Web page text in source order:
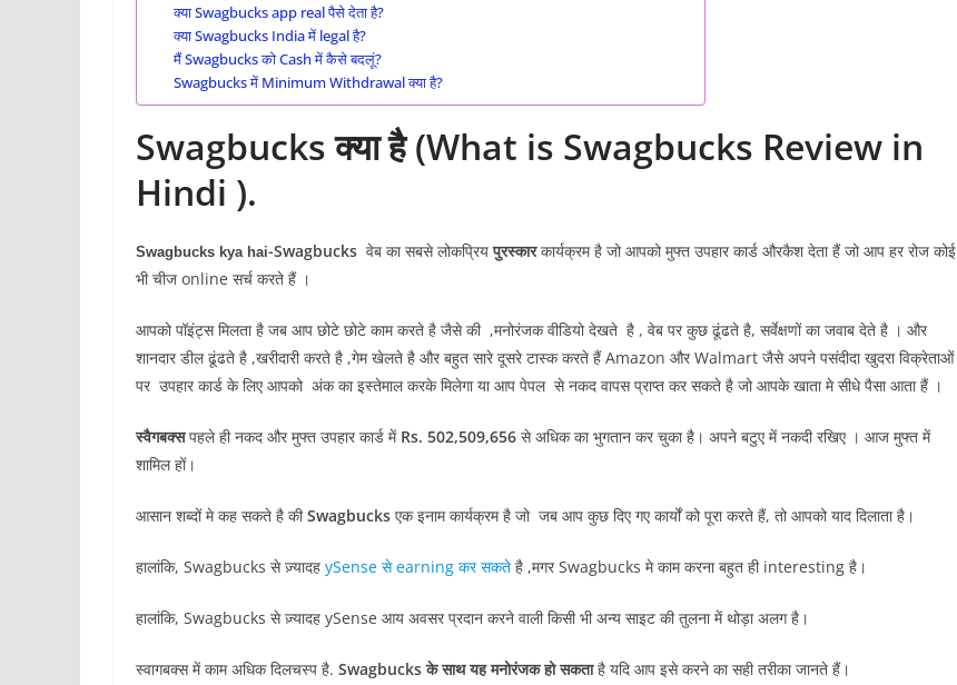
क्या Swagbucks app real पैसे देता है?
क्या Swagbucks India में legal है?
मैं Swagbucks को Cash में कैसे बदलूं?
Swagbucks में Minimum Withdrawal क्या है?
Swagbucks क्या है (What is Swagbucks Review in
Hindi ).
Swagbucks kya hai-Swagbucks वेब का सबसे लोकप्रियपुरस्कारकार्यक्रम है जो आपको मुफ्त उपहार कार्ड औरकैश देता हैं जो आप हर रोज कोई
भी चीज online सर्च करते हैं ।
आपको पॉइंट्स मिलता है जब आप छोटे छोटे काम करते है जैसे की ,मनोरंजक वीडियो देखते है , वेब पर कुछ ढूंढते है, सर्वेक्षणों का जवाब देते है । और
शानदार डील ढूंढते है ,खरीदारी करते है ,गेम खेलते है और बहुत सारे दूसरे टास्क करते हैं Amazon और Walmart जैसे अपने पसंदीदा खुदरा विक्रेताओं
पर उपहार कार्ड के लिए आपको अंक का इस्तेमाल करके मिलेगा या आप पेपल से नकद वापस प्राप्त कर सकते है जो आपके खाता मे सीधे पैसा आता हैं ।
स्वैगबक्सपहले ही नकद और मुफ्त उपहार कार्ड मेंRs. 502,509,656 से अधिक का भुगतान कर चुका है। अपने बटुए में नकदी रखिए । आज मुफ्त में
शामिल हों।
आसान शब्दों मे कह सकते है कीSwagbucks एक इनाम कार्यक्रम है जो जब आप कुछ दिए गए कार्यों को पूरा करते हैं, तो आपको याद दिलाता है।
हालांकि, Swagbucks से ज़्यादह ySense से earning कर सकते है ,मगर Swagbucks मे काम करना बहुत ही interesting है।
हालांकि, Swagbucks से ज़्यादह ySense आय अवसर प्रदान करने वाली किसी भी अन्य साइट की तुलना में थोड़ा अलग है।
स्वागबक्स में काम अधिक दिलचस्प है. Swagbucks के साथ यह मनोरंजक हो सकताहै यदि आप इसे करने का सही तरीका जानते हैं।